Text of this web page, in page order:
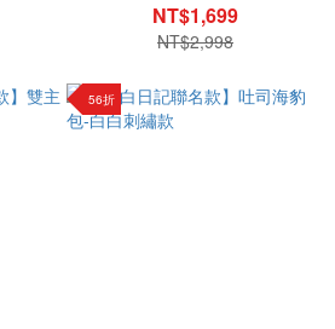
NT$1,699
NT$2,998
56折